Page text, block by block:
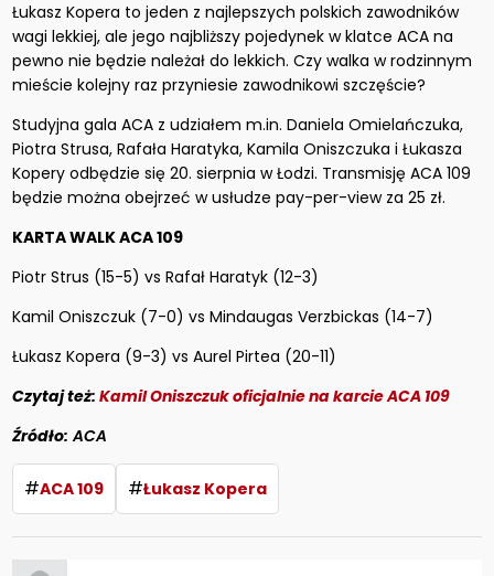
Łukasz Kopera to jeden z najlepszych polskich zawodników
wagi lekkiej, ale jego najbliższy pojedynek w klatce ACA na
pewno nie będzie należał do lekkich. Czy walka w rodzinnym
mieście kolejny raz przyniesie zawodnikowi szczęście?
Studyjna gala ACA z udziałem m.in. Daniela Omielańczuka,
Piotra Strusa, Rafała Haratyka, Kamila Oniszczuka i Łukasza
Kopery odbędzie się 20. sierpnia w Łodzi. Transmisję ACA 109
będzie można obejrzeć w usłudze pay-per-view za 25 zł.
KARTA WALK ACA 109
Piotr Strus (15-5) vs Rafał Haratyk (12-3)
Kamil Oniszczuk (7-0) vs Mindaugas Verzbickas (14-7)
Łukasz Kopera (9-3) vs Aurel Pirtea (20-11)
Czytaj też: Kamil Oniszczuk oficjalnie na karcie ACA 109
Źródło: ACA
#ACA 109 #Łukasz Kopera